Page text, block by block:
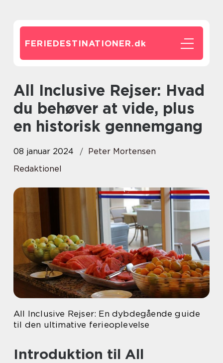
FERIEDESTINATIONER.dk
All Inclusive Rejser: Hvad
du behøver at vide, plus
en historisk gennemgang
08 januar 2024
Peter Mortensen
Redaktionel
All Inclusive Rejser: En dybdegående guide
til den ultimative ferieoplevelse
Introduktion til All